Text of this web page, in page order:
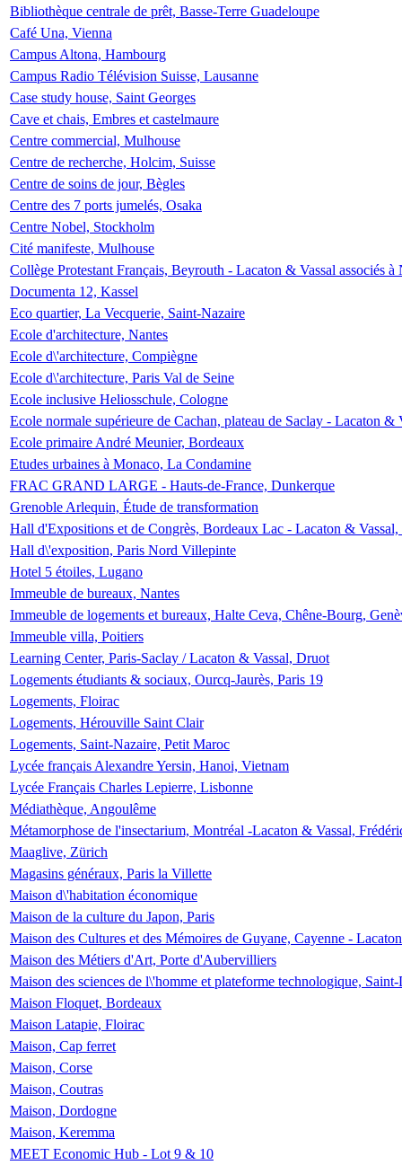
Bibliothèque centrale de prêt, Basse-Terre Guadeloupe
Café Una, Vienna
Campus Altona, Hambourg
Campus Radio Télévision Suisse, Lausanne
Case study house, Saint Georges
Cave et chais, Embres et castelmaure
Centre commercial, Mulhouse
Centre de recherche, Holcim, Suisse
Centre de soins de jour, Bègles
Centre des 7 ports jumelés, Osaka
Centre Nobel, Stockholm
Cité manifeste, Mulhouse
Collège Protestant Français, Beyrouth - Lacaton & Vassal associés
Documenta 12, Kassel
Eco quartier, La Vecquerie, Saint-Nazaire
Ecole d'architecture, Nantes
Ecole d\'architecture, Compiègne
Ecole d\'architecture, Paris Val de Seine
Ecole inclusive Heliosschule, Cologne
Ecole normale supérieure de Cachan, plateau de Saclay - Lacaton &
Ecole primaire André Meunier, Bordeaux
Etudes urbaines à Monaco, La Condamine
FRAC GRAND LARGE - Hauts-de-France, Dunkerque
Grenoble Arlequin, Étude de transformation
Hall d'Expositions et de Congrès, Bordeaux Lac - Lacaton &
Hall d\'exposition, Paris Nord Villepinte
Hotel 5 étoiles, Lugano
Immeuble de bureaux, Nantes
Immeuble de logements et bureaux, Halte Ceva, Chêne-Bourg,
Immeuble villa, Poitiers
Learning Center, Paris-Saclay / Lacaton & Vassal, Druot
Logements étudiants & sociaux, Ourcq-Jaurès, Paris 19
Logements, Floirac
Logements, Hérouville Saint Clair
Logements, Saint-Nazaire, Petit Maroc
Lycée français Alexandre Yersin, Hanoi, Vietnam
Lycée Français Charles Lepierre, Lisbonne
Médiathèque, Angoulême
Métamorphose de l'insectarium, Montréal -Lacaton & Vassal,
Maaglive, Zürich
Magasins généraux, Paris la Villette
Maison d\'habitation économique
Maison de la culture du Japon, Paris
Maison des Cultures et des Mémoires de Guyane, Cayenne -
Maison des Métiers d'Art, Porte d'Aubervilliers
Maison des sciences de l\'homme et plateforme technologique,
Maison Floquet, Bordeaux
Maison Latapie, Floirac
Maison, Cap ferret
Maison, Corse
Maison, Coutras
Maison, Dordogne
Maison, Keremma
MEET Economic Hub - Lot 9 & 10